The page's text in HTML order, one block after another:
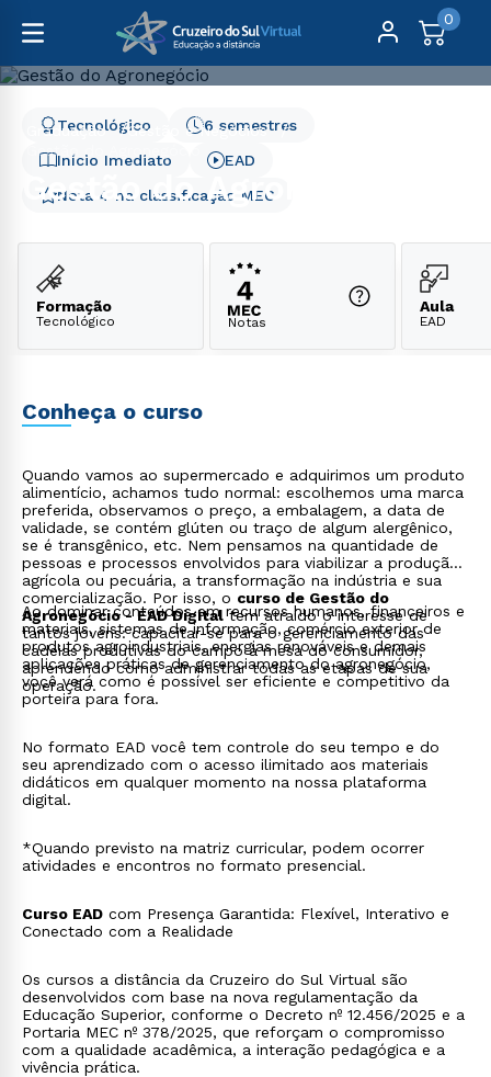
0
Graduação
Gestão e Negócios
Gestão do Agronegócio
Gestão do Agronegócio
Início Imediato
Nota 4 na classificação MEC
6 semestres
Tecnológico
EAD
Formação
Tecnológico Notas
Aula
EAD
Conheça o curso
Quando vamos ao supermercado e adquirimos um produto
alimentício, achamos tudo normal: escolhemos uma marca
preferida, observamos o preço, a embalagem, a data de
validade, se contém glúten ou traço de algum alergênico,
se é transgênico, etc. Nem pensamos na quantidade de
pessoas e processos envolvidos para viabilizar a produção
agrícola ou pecuária, a transformação na indústria e sua
comercialização. Por isso, o curso de Gestão do
Agronegócio - EAD Digitaltem atraído o interesse de
tantos jovens: capacitar-se para o gerenciamento das
cadeias produtivas do campo à mesa do consumidor,
aprendendo como administrar todas as etapas de sua
operação.
Ao dominar conteúdos em recursos humanos, financeiros e
materiais, sistemas de informação, comércio exterior de
produtos agroindustriais, energias renováveis e demais
aplicações práticas de gerenciamento do agronegócio,
você verá como é possível ser eficiente e competitivo da
porteira para fora.
No formato EAD você tem controle do seu tempo e do
seu aprendizado com o acesso ilimitado aos materiais
didáticos em qualquer momento na nossa plataforma
digital.
*Quando previsto na matriz curricular, podem ocorrer
atividades e encontros no formato presencial.
Curso EAD com Presença Garantida: Flexível, Interativo e
Conectado com a Realidade
Os cursos a distância da Cruzeiro do Sul Virtual são
desenvolvidos com base na nova regulamentação da
Educação Superior, conforme o Decreto nº 12.456/2025 e a
Portaria MEC nº 378/2025, que reforçam o compromisso
com a qualidade acadêmica, a interação pedagógica e a
vivência prática.